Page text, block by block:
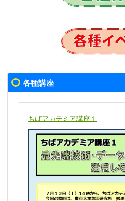
各種講座
ちばアカデミア講座１